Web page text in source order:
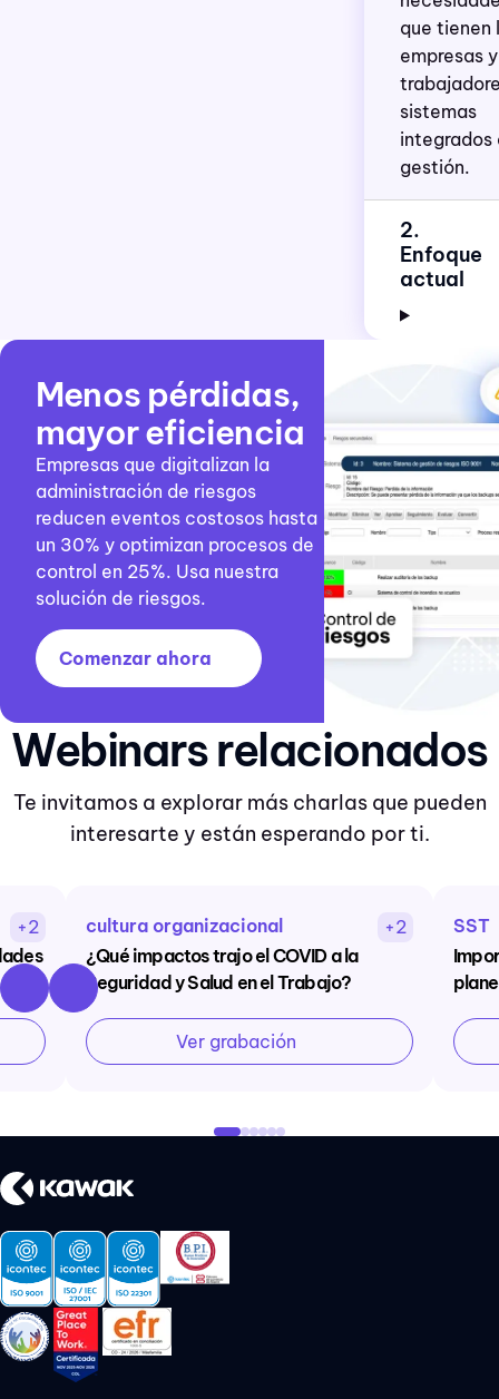
que tienen
empresas
sistemas
integrados
gestión.
2.
Enfoque
actual
Menos pérdidas,
mayor eficiencia
Empresas que digitalizan la
administración de riesgos
reducen eventos costosos hasta
un 30% y optimizan procesos de
control en 25%. Usa nuestra
solución de riesgos.
Comenzar ahora
Webinars relacionados
Te invitamos a explorar más charlas que pueden
interesarte y están esperando por ti.
+2
cultura organizacional
+2
¿Qué impactos trajo el COVID a la
Seguridad y Salud en el Trabajo?
Ver grabación
SST